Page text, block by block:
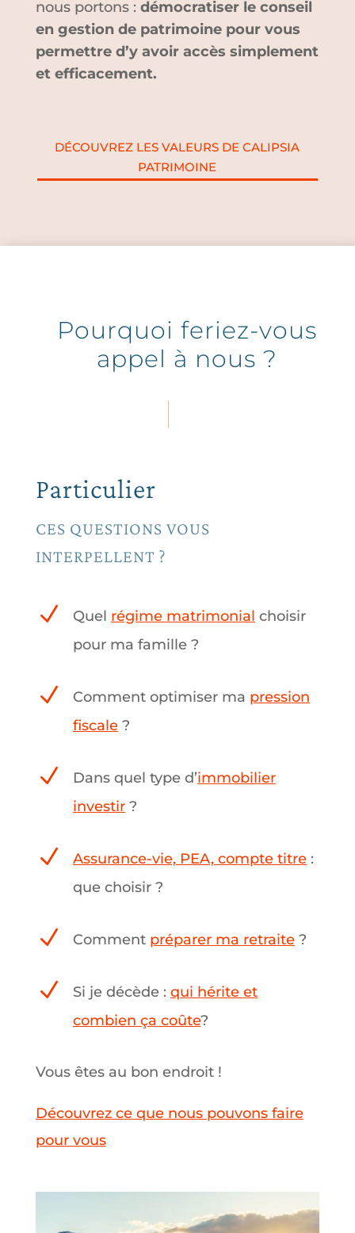
nous portons : démocratiser le conseil
en gestion de patrimoine pour vous
permettre d’y avoir accès simplement
et efficacement.
DÉCOUVREZ LES VALEURS DE CALIPSIA
PATRIMOINE
Pourquoi feriez-vous
appel à nous ?
Particulier
CES QUESTIONS VOUS
INTERPELLENT ?
N Quel régime matrimonial choisir
pour ma famille ?
N Comment optimiser ma pression
fiscale ?
N Dans quel type d’immobilier
investir?
N Assurance-vie, PEA, compte titre :
que choisir ?
N Comment préparer ma retraite ?
N Si je décède : qui hérite et
combien ça coûte?
Vous êtes au bon endroit !
Découvrez ce que nous pouvons faire
pour vous